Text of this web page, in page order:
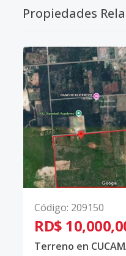
Propiedades
Código: 209150
RD$
Terreno en